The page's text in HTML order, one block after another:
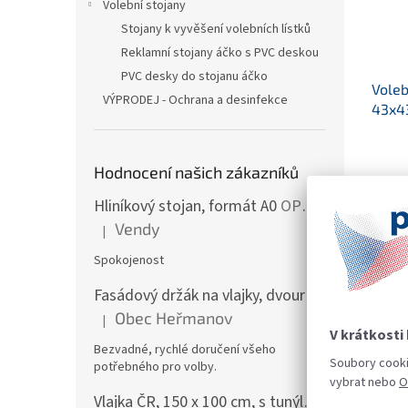
V krátkosti
Soubory
vybrat nebo
Volební stojany
Stojany k vyvěšení volebních lístků
Reklamní stojany áčko s PVC deskou
PVC desky do stojanu áčko
VÝPRODEJ - Ochrana a desinfekce
Hodnocení našich zákazníků
Hliníkový stojan, formát A0 OPĚT SKLADEM! VELICE OBLÍBENÉ!
Hodnocení produktu je 5 z 5 hvězdiček.
| Vendy
Spokojenost
Hodnocení produktu je 5 z 5 hvězdiček.
| Obec Heřmanov
Bezvadné, rychlé doručení všeho
potřebného pro volby.
Vlajka ČR, 150 x 100 cm, s tunýlkem
4,9
z
5
Velká
při